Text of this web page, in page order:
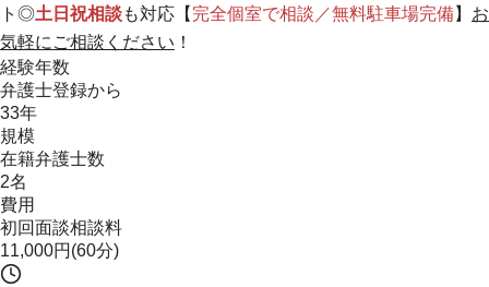
ト◎土日祝相談も対応【 完全個室で相談／無料駐車場完備】 お
気軽にご相談ください ！
経験年数
弁護士登録から
33年
規模
在籍弁護士数
2名
費用
初回面談相談料
11,000円(60分)